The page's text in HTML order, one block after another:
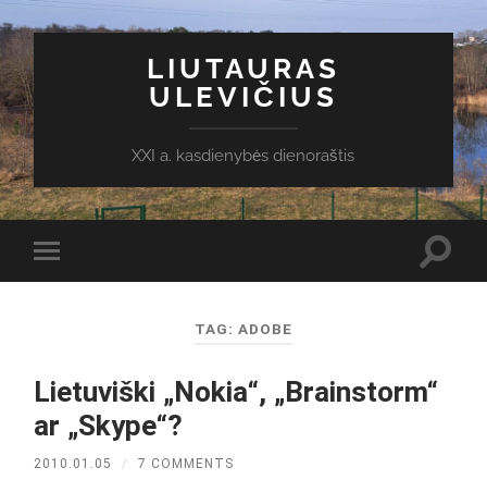
LIUTAURAS
ULEVIČIUS
XXI a. kasdienybės dienoraštis
Toggle
mobile
TAG: ADOBE
Lietuviški „Nokia“, „Brainstorm“
ar „Skype“?
2010.01.05 / 7 COMMENTS